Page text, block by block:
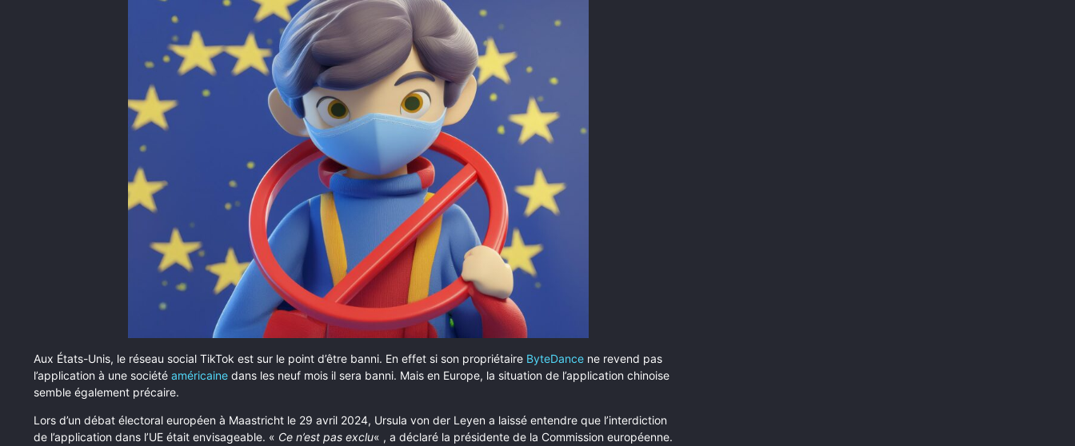
Aux États-Unis, le réseau social TikTok est sur le point d’être banni. En effet si son propriétaire ByteDance ne revend pas
l’application à une société américaine dans les neuf mois il sera banni. Mais en Europe, la situation de l’application chinoise
semble également précaire.
Lors d’un débat électoral européen à Maastricht le 29 avril 2024, Ursula von der Leyen a laissé entendre que l’interdiction
de l’application dans l’UE était envisageable. « Ce n’est pas exclu« , a déclaré la présidente de la Commission européenne.